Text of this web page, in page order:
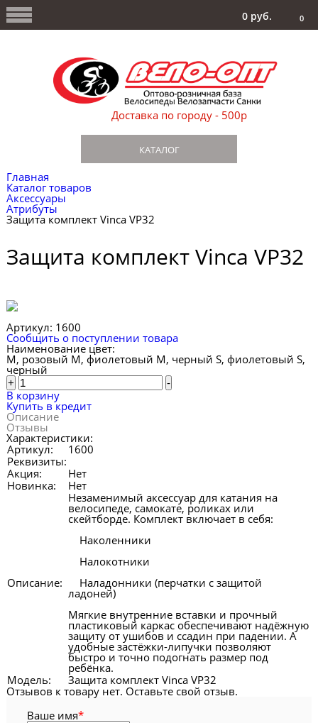
Доставка по городу - 500р
0
0 руб.
КАТАЛОГ
Главная
Каталог товаров
Аксессуары
Атрибуты
Защита комплект Vinca VP32
Защита комплект Vinca VP32
Артикул: 1600
Сообщить о поступлении товара
Наименование цвет:
M, розовый M, фиолетовый M, черный S, фиолетовый S,
черный
+ -
В корзину
Купить в кредит
Описание
Отзывы
Характеристики:
Артикул:
1600
Реквизиты:
Акция:
Нет
Новинка:
Нет
Описание:
Незаменимый аксессуар для катания на
велосипеде, самокате, роликах или
скейтборде. Комплект включает в себя:
Наколенники
Налокотники
Наладонники (перчатки с защитой
ладоней)
Мягкие внутренние вставки и прочный
пластиковый каркас обеспечивают надёжную
защиту от ушибов и ссадин при падении. А
удобные застёжки-липучки позволяют
быстро и точно подогнать размер под
ребёнка.
Модель:
Защита комплект Vinca VP32
Отзывов к товару нет. Оставьте свой отзыв.
Ваше имя*